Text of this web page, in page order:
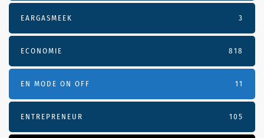
EARGASMEEK 3
ECONOMIE 818
EN MODE ON OFF 11
ENTREPRENEUR 105